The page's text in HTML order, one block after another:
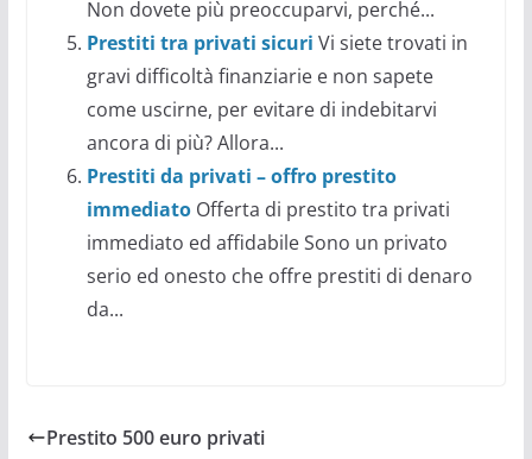
Non dovete più preoccuparvi, perché...
Prestiti tra privati sicuri Vi siete trovati in
gravi difficoltà finanziarie e non sapete
come uscirne, per evitare di indebitarvi
ancora di più? Allora...
Prestiti da privati – offro prestito
immediato Offerta di prestito tra privati
immediato ed affidabile Sono un privato
serio ed onesto che offre prestiti di denaro
da...
Prestito 500 euro privati